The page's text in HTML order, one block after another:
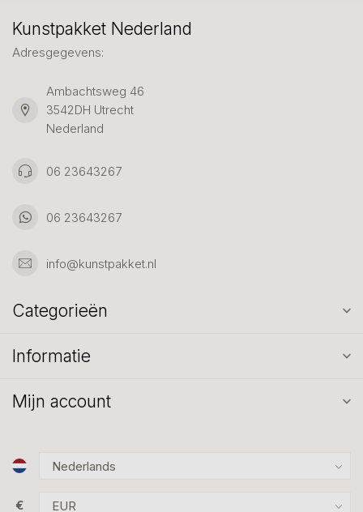
Kunstpakket Nederland
Adresgegevens:
Ambachtsweg 46
3542DH Utrecht
Nederland
06 23643267
06 23643267
info@kunstpakket.nl
Categorieën
Informatie
Mijn account
€